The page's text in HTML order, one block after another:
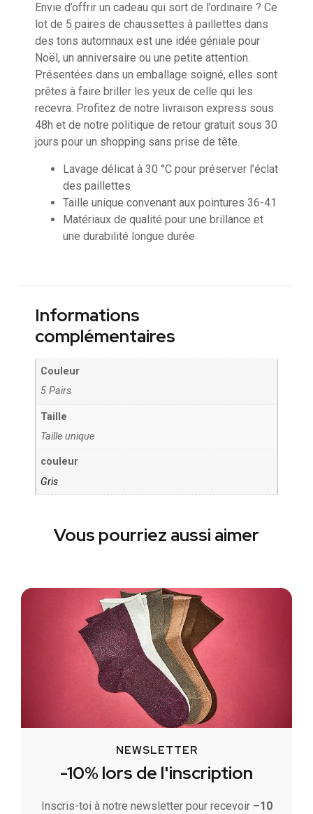
Envie d’offrir un cadeau qui sort de l’ordinaire ? Ce
lot de 5 paires de chaussettes à paillettes dans
des tons automnaux est une idée géniale pour
Noël, un anniversaire ou une petite attention.
Présentées dans un emballage soigné, elles sont
prêtes à faire briller les yeux de celle qui les
recevra. Profitez de notre livraison express sous
48h et de notre politique de retour gratuit sous 30
jours pour un shopping sans prise de tête.
Lavage délicat à 30 °C pour préserver l’éclat
des paillettes
Taille unique convenant aux pointures 36-41
Matériaux de qualité pour une brillance et
une durabilité longue durée
Informations
complémentaires
Couleur
5 Pairs
Taille
Taille unique
couleur
Gris
Vous pourriez aussi aimer
NEWSLETTER
-10% lors de l'inscription
Inscris-toi à notre newsletter pour recevoir –10